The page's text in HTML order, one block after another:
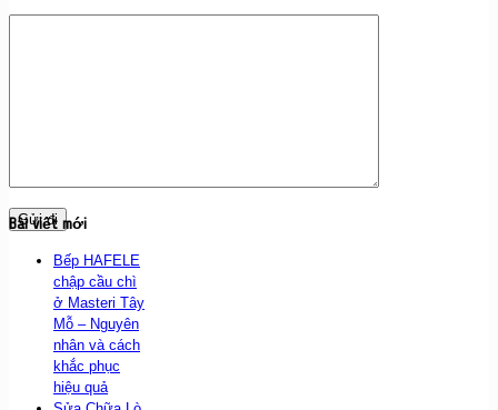
Bài viết mới
Bếp HAFELE
chập cầu chì
ở Masteri Tây
Mỗ – Nguyên
nhân và cách
khắc phục
hiệu quả